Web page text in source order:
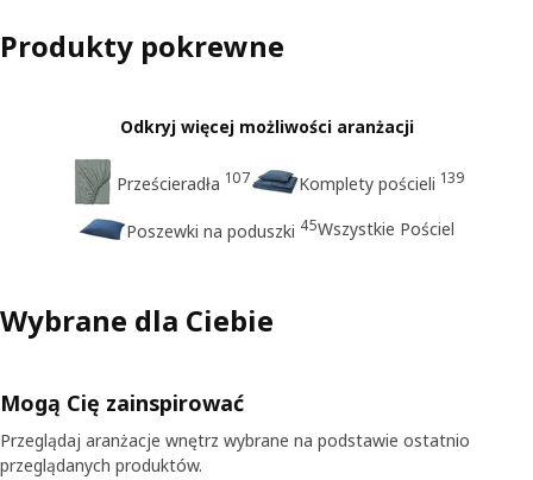
Produkty pokrewne
Odkryj więcej możliwości aranżacji
Prześcieradła 107 Komplety pościeli 139
Poszewki na poduszki 45Wszystkie Pościel
Wybrane dla Ciebie
Mogą Cię zainspirować
Przeglądaj aranżacje wnętrz wybrane na podstawie ostatnio
przeglądanych produktów.